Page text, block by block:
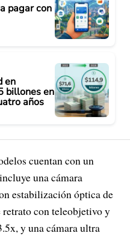
pagar con
en
billones en
años
cuentan con un
una cámara
estabilización óptica de
con teleobjetivo y
y una cámara ultra